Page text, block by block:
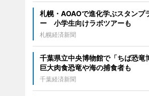
札幌・AOAOで進化学ぶスタンプ
ー 小学生向けラボツアーも
札幌経済新聞
千葉県立中央博物館で「ちば恐
巨大肉食恐竜や海の捕食者も
千葉経済新聞